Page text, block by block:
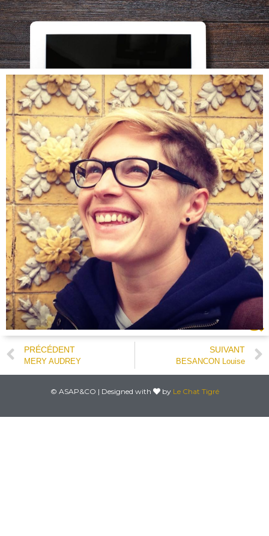
PRÉCÉDENT
MERY AUDREY
SUIVANT
BESANCON Louise
© ASAP&CO | Designed with by Le Chat Tigré